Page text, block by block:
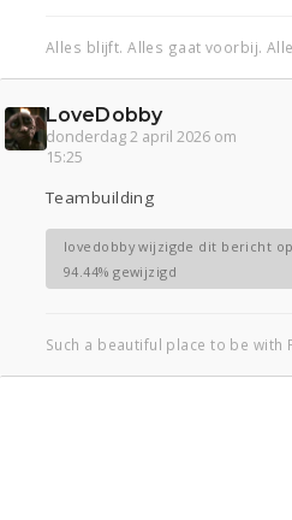
Alles blijft. Alles gaat voorbij.
LoveDobby
donderdag 2 april 2026 om
15:25
Teambuilding
lovedobby wijzigde dit bericht op
94.44% gewijzigd
Such a beautiful place to be with